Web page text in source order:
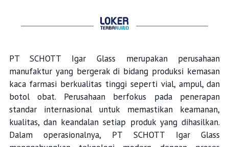
PT SCHOTT Igar Glass merupakan perusahaan
manufaktur yang bergerak di bidang produksi kemasan
kaca farmasi berkualitas tinggi seperti vial, ampul, dan
botol obat. Perusahaan berfokus pada penerapan
standar internasional untuk memastikan keamanan,
kualitas, dan keandalan setiap produk yang dihasilkan.
Dalam operasionalnya, PT SCHOTT Igar Glass